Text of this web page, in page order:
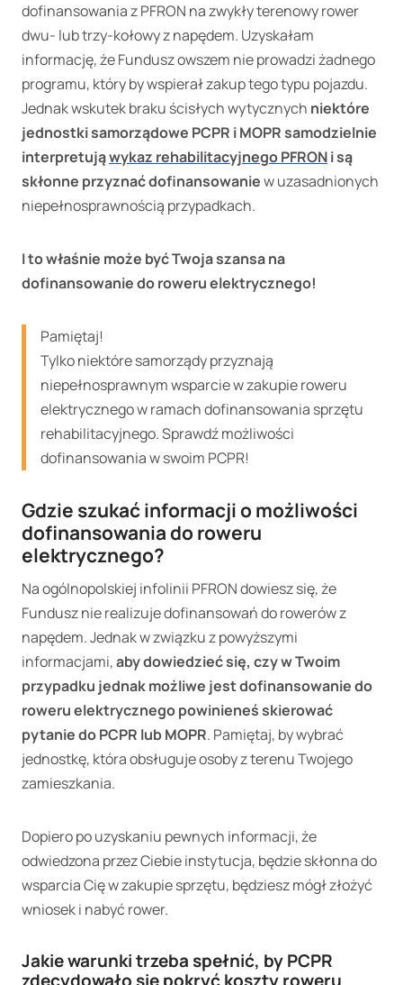
dofinansowania z PFRON na zwykły terenowy rower
dwu- lub trzy-kołowy z napędem. Uzyskałam
informację, że Fundusz owszem nie prowadzi żadnego
programu, który by wspierał zakup tego typu pojazdu.
Jednak wskutek braku ścisłych wytycznych niektóre
jednostki samorządowe PCPR i MOPR samodzielnie
interpretująwykaz rehabilitacyjnego PFRONi są
skłonne przyznać dofinansowaniew uzasadnionych
niepełnosprawnością przypadkach.
I to właśnie może być Twoja szansa na
dofinansowanie do roweru elektrycznego!
Pamiętaj!
Tylko niektóre samorządy przyznają
niepełnosprawnym wsparcie w zakupie roweru
elektrycznego w ramach dofinansowania sprzętu
rehabilitacyjnego. Sprawdź możliwości
dofinansowania w swoim PCPR!
Gdzie szukać informacji o możliwości
dofinansowania do roweru
elektrycznego?
Na ogólnopolskiej infolinii PFRON dowiesz się, że
Fundusz nie realizuje dofinansowań do rowerów z
napędem. Jednak w związku z powyższymi
informacjami,aby dowiedzieć się, czy w Twoim
przypadku jednak możliwe jest dofinansowanie do
roweru elektrycznego powinieneś skierować
pytanie do PCPR lub MOPR. Pamiętaj, by wybrać
jednostkę, która obsługuje osoby z terenu Twojego
zamieszkania.
Dopiero po uzyskaniu pewnych informacji, że
odwiedzona przez Ciebie instytucja, będzie skłonna do
wsparcia Cię w zakupie sprzętu, będziesz mógł złożyć
wniosek i nabyć rower.
Jakie warunki trzeba spełnić, by PCPR
zdecydowało się pokryć koszty roweru